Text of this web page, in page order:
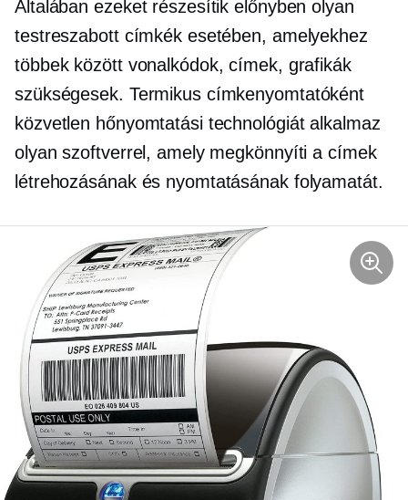
Általában ezeket részesítik előnyben olyan
testreszabott címkék esetében, amelyekhez
többek között vonalkódok, címek, grafikák
szükségesek. Termikus címkenyomtatóként
közvetlen hőnyomtatási technológiát alkalmaz
olyan szoftverrel, amely megkönnyíti a címek
létrehozásának és nyomtatásának folyamatát.